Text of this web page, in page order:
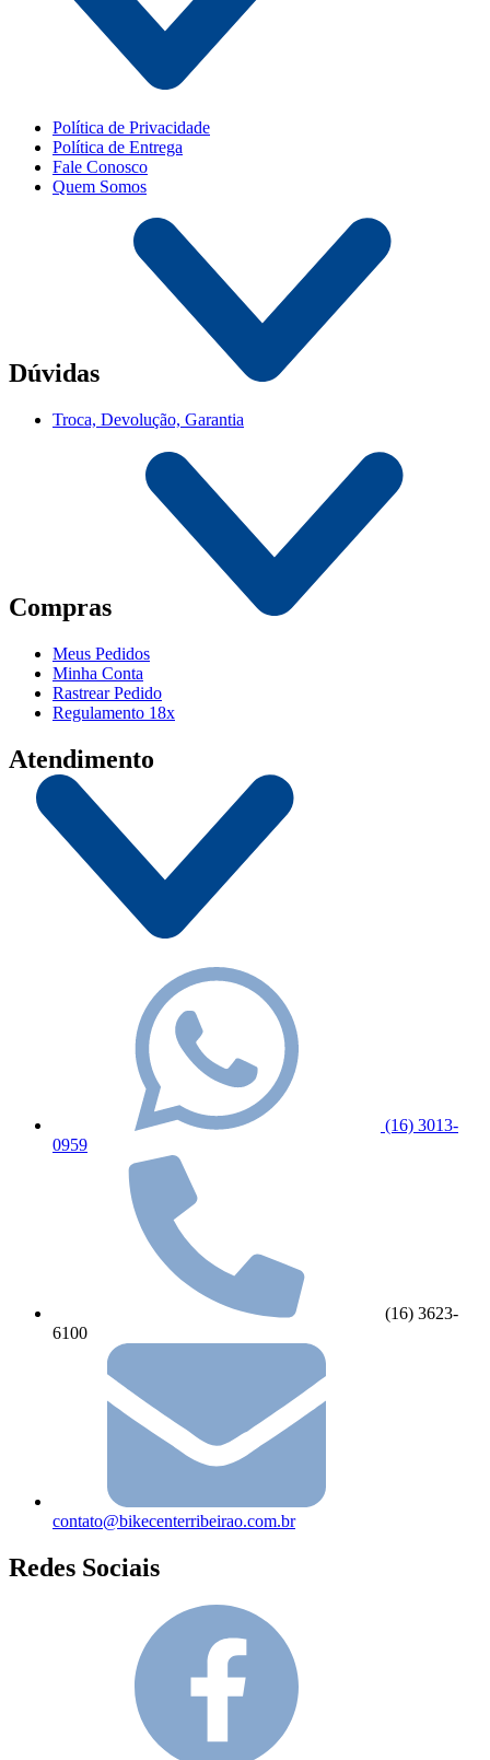
Política de Privacidade
Política de Entrega
Fale Conosco
Quem Somos
Dúvidas
Troca, Devolução, Garantia
Compras
Meus Pedidos
Minha Conta
Rastrear Pedido
Regulamento 18x
Atendimento
(16) 3013-
0959
(16) 3623-
6100
contato@bikecenterribeirao.com.br
Redes Sociais